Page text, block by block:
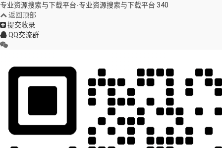
专业资源搜索与下载平台-专业资源搜索与下载平台 340
返回顶部
提交收录
QQ交流群